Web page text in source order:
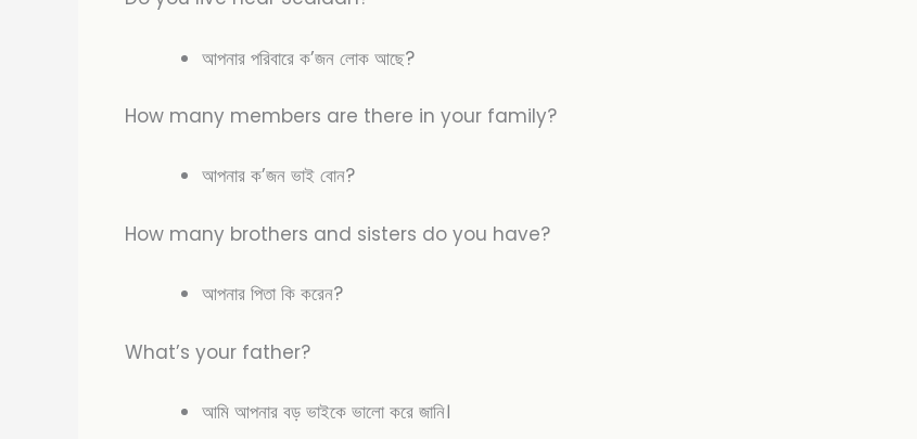
আপনার পরিবারে ক’জন লোক আছে?
How many members are there in your family?
আপনার ক’জন ভাই বোন?
How many brothers and sisters do you have?
আপনার পিতা কি করেন?
What’s your father?
আমি আপনার বড় ভাইকে ভালো করে জানি।